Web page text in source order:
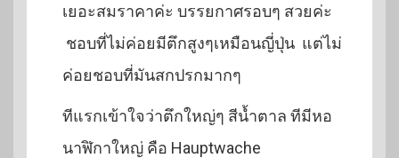
เยอะสมราคาค่ะ บรรยกาศรอบๆ สวยค่ะ
ชอบที่ไม่ค่อยมีตึกสูงๆเหมือนญี่ปุ่น แต่ไม่
ค่อยชอบที่มันสกปรกมากๆ
ทีแรกเข้าใจว่าตึกใหญ่ๆ สีน้ำตาล ทีมีหอ
นาฬิกาใหญ่ คือ Hauptwache